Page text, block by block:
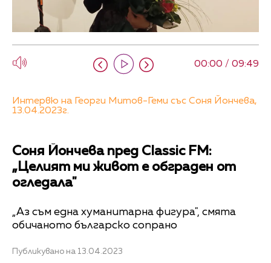
00:00 / 09:49
Интервю на Георги Митов-Геми със Соня Йончева,
13.04.2023г.
Соня Йончева пред Classic FM:
„Целият ми живот е обграден от
огледала"
„Аз съм една хуманитарна фигура", смята
обичаното българско сопрано
Публикувано на 13.04.2023